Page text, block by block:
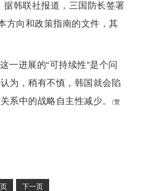
韩联社报道，三国防长签署
方向和政策指南的文件，其
一进展的“可持续性”是个问
为，稍有不慎，韩国就会陷
系中的战略自主性减少。
(责
页 下一页